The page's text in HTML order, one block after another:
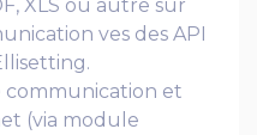
XLS ou autre sur
ves des API
communication et
(via module